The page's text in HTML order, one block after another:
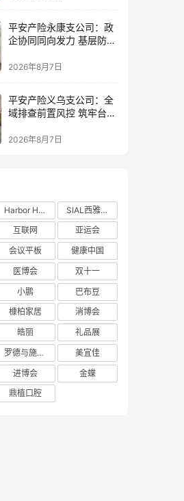
平安产险永康支公司：政
企协同同向发力 基层防控
2026年8月7日
平安产险义乌支公司：全
域排查前置风控 筑牢台风
2026年8月7日
Harbor House
SIAL西雅展
互联网
亚运会
会议平板
健康中国
医博会
双十一
小鹏
巴布豆
槺柏家居
消博会
皓丽
礼品展
罗德与施瓦茨
美宜佳
进博会
金蝶
鼎植口腔